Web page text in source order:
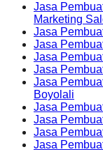
Jasa
Marketing
Jasa
Jasa
Jasa
Jasa
Jasa
Boyolali
Jasa
Jasa
Jasa
Jasa